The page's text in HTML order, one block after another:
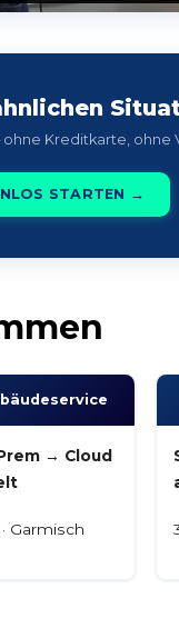
Kreditkarte, ohne
STARTEN →
→ Cloud
Garmisch